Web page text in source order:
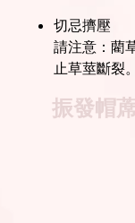
切忌擠壓
請注意：藺
止草莖斷裂。
振發帽